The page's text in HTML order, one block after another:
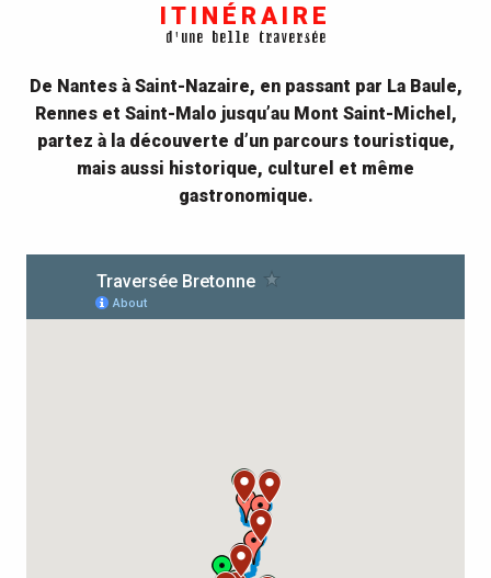
ITINÉRAIRE
d'une belle traversée
De Nantes à Saint-Nazaire, en passant par La Baule,
Rennes et Saint-Malo jusqu’au Mont Saint-Michel,
partez à la découverte d’un parcours touristique,
mais aussi historique, culturel et même
gastronomique.